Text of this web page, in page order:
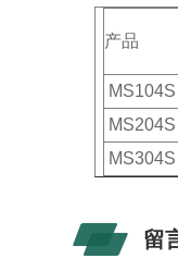
产品
留